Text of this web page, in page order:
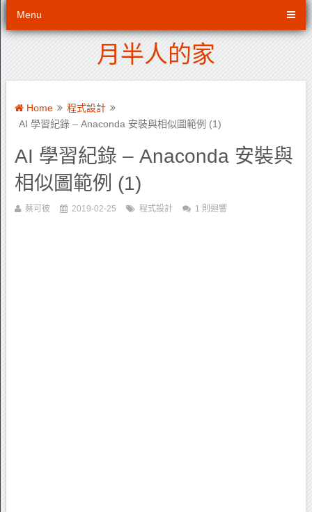
Menu
月半人的家
Home
程式設計
AI 學習紀錄 – Anaconda 安裝與相似圖範例 (1)
AI 學習紀錄 – Anaconda 安裝與
相似圖範例 (1)
蔡可彼 2019-02-25 程式設計 1 則迴響